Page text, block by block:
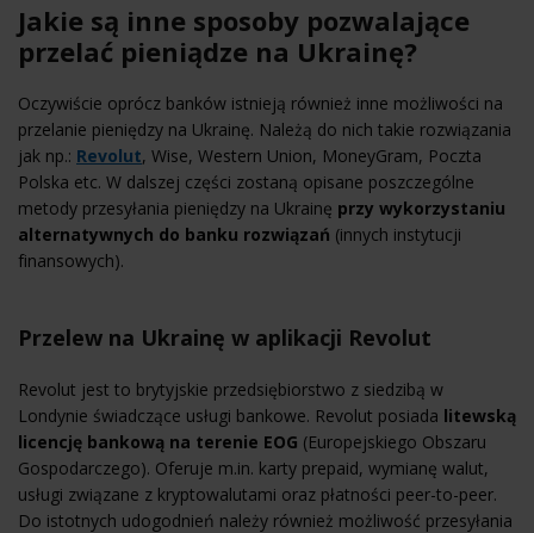
Jakie są inne sposoby pozwalające
przelać pieniądze na Ukrainę?
Oczywiście oprócz banków istnieją również inne możliwości na
przelanie pieniędzy na Ukrainę. Należą do nich takie rozwiązania
jak np.: Revolut, Wise, Western Union, MoneyGram, Poczta
Polska etc. W dalszej części zostaną opisane poszczególne
metody przesyłania pieniędzy na Ukrainę przy wykorzystaniu
alternatywnych do banku rozwiązań (innych instytucji
finansowych).
Przelew na Ukrainę w aplikacji Revolut
Revolut jest to brytyjskie przedsiębiorstwo z siedzibą w
Londynie świadczące usługi bankowe. Revolut posiada litewską
licencję bankową na terenie EOG (Europejskiego Obszaru
Gospodarczego). Oferuje m.in. karty prepaid, wymianę walut,
usługi związane z kryptowalutami oraz płatności peer-to-peer.
Do istotnych udogodnień należy również możliwość przesyłania